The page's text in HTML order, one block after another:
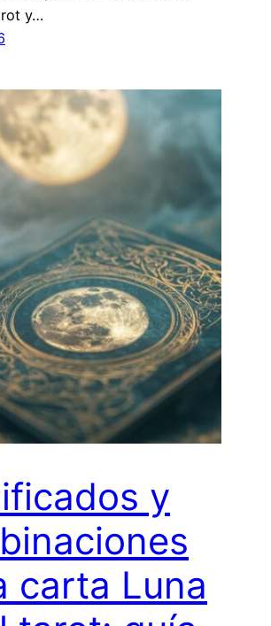
y…
y
carta Luna